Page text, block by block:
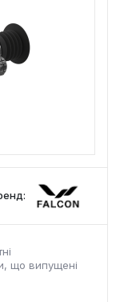
що випущені